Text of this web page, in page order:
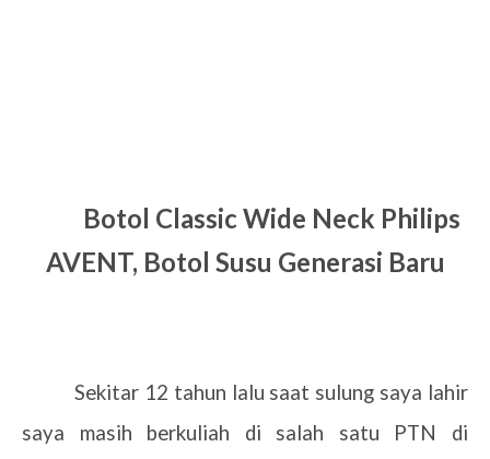
Botol Classic Wide Neck Philips
AVENT, Botol Susu Generasi Baru
Sekitar 12 tahun lalu saat sulung saya lahir
saya masih berkuliah di salah satu PTN di